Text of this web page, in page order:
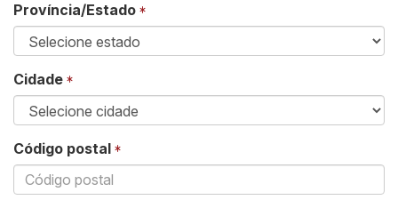
Província/Estado
Cidade
Código postal